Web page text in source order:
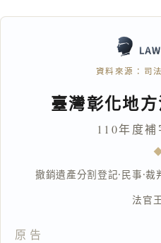
資料來源：司
臺灣彰化地
110年度
撤銷遺產分割登記·民事·裁
法官
原告